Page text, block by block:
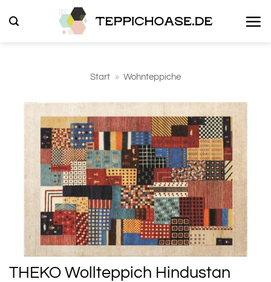
Inhalt
Start » Wohnteppiche
THEKO Wollteppich Hindustan